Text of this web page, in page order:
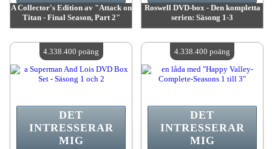
A Collector's Edition av "Attack on
Titan - Final Season, Part 2"
Antal tillgängliga:4
Roswell DVD-box - Den kompletta
serien: Säsong 1-3
Antal tillgängliga:4
DET
INTRESSERAR
MIG
4.338.400 poäng
DET
INTRESSERAR
MIG
4.338.400 poäng